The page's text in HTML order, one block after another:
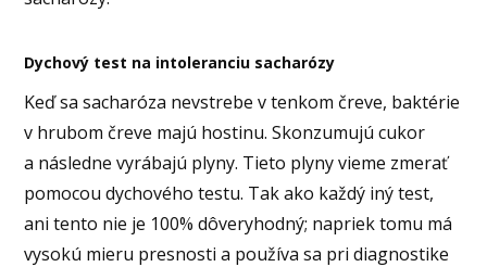
Dychový test na intoleranciu sacharózy
Keď sa sacharóza nevstrebe v tenkom čreve, baktérie
v hrubom čreve majú hostinu. Skonzumujú cukor
a následne vyrábajú plyny. Tieto plyny vieme zmerať
pomocou dychového testu. Tak ako každý iný test,
ani tento nie je 100% dôveryhodný; napriek tomu má
vysokú mieru presnosti a používa sa pri diagnostike